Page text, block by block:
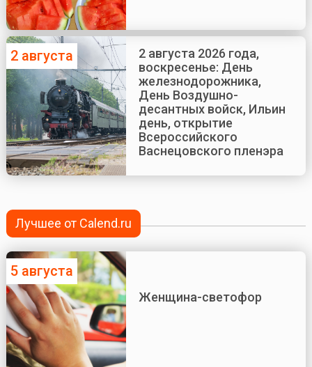
2 августа
2 августа 2026 года,
воскресенье: День
железнодорожника,
День Воздушно-
десантных войск, Ильин
день, открытие
Всероссийского
Васнецовского пленэра
Лучшее от Calend.ru
5 августа
Женщина-светофор